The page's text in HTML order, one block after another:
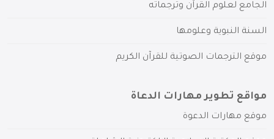
الجامع لعلوم القرآن وترجماته
السنة النبوية وعلومها
موقع الترجمات الصوتية للقرآن الكريم
مواقع تطوير مهارات الدعاة
موقع مهارات الدعوة